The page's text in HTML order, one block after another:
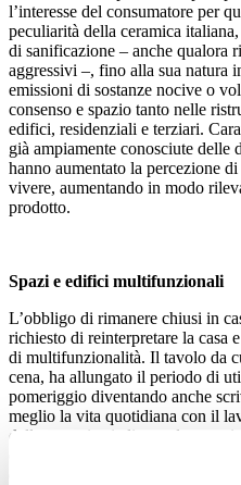
l’interesse del consumatore per
peculiarità della ceramica
di sanificazione – anche qualora
aggressivi –, fino alla sua natura
emissioni di sostanze nocive o
consenso e spazio tanto nelle
edifici, residenziali e terziari.
già ampiamente conosciute delle
hanno aumentato la percezione
vivere, aumentando in modo
prodotto.
Spazi e edifici multifunzionali
L’obbligo di rimanere chiusi in
richiesto di reinterpretare la casa
di multifunzionalità. Il tavolo da
cena, ha allungato il periodo di
pomeriggio diventando anche
meglio la vita quotidiana con il
della ceramica italiana ad essere
destinazioni d’uso, grazie alla
di formati, colori, texture ed